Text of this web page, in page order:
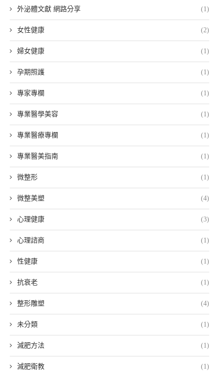
外泌體文獻 網路分享 (1)
女性健康 (2)
婦女健康 (1)
孕期照護 (1)
專家專欄 (1)
專業醫學美容 (1)
專業醫療專欄 (1)
專業醫美指南 (1)
微整形 (1)
微整美塑 (4)
心理健康 (3)
心理諮商 (1)
性健康 (1)
抗衰老 (1)
整形雕塑 (4)
未分類 (1)
減肥方法 (1)
減肥衛教 (1)